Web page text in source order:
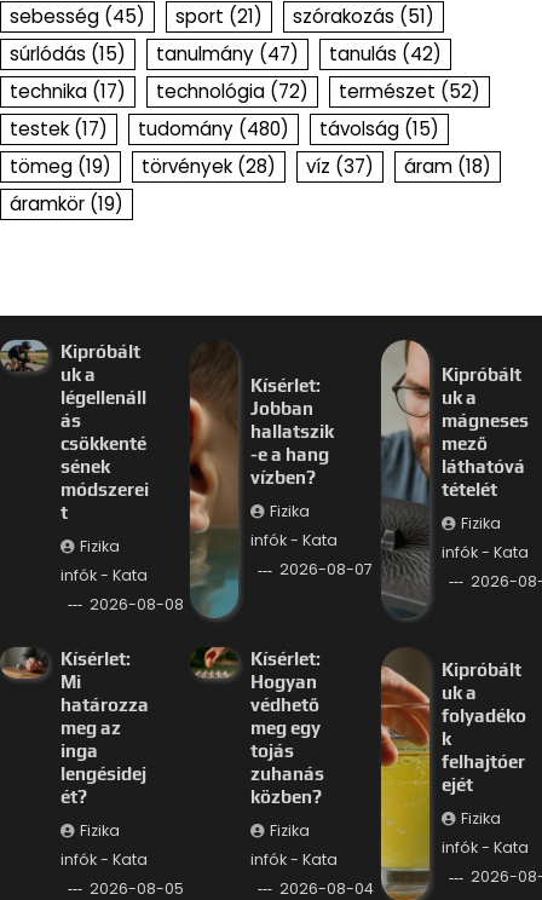
sebesség (45) sport (21) szórakozás (51)
súrlódás (15) tanulmány (47) tanulás (42)
technika (17) technológia (72) természet (52)
testek (17) tudomány (480) távolság (15)
tömeg (19) törvények (28) víz (37) áram (18)
áramkör (19)
Kipróbált
uk a
légellenáll
ás
csökkenté
sének
módszerei
t
Fizika
infók - Kata
2026-08-08
Kísérlet:
Jobban
hallatszik
-e a hang
vízben?
Fizika
infók - Kata
2026-08-07
Kipróbált
uk a
mágneses
mező
láthatóvá
tételét
Fizika
infók - Kata
2026-
Kísérlet:
Mi
határozza
meg az
inga
lengésidej
ét?
Fizika
infók - Kata
2026-08-05
Kísérlet:
Hogyan
védhető
meg egy
tojás
zuhanás
közben?
Fizika
infók - Kata
2026-08-04
Kipróbált
uk a
folyadéko
k
felhajtóer
ejét
Fizika
infók - Kata
2026-